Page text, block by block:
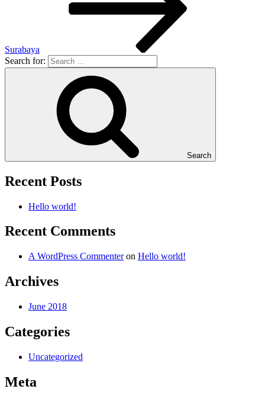
Surabaya
Search for:
Search
Recent Posts
Hello world!
Recent Comments
A WordPress Commenteron Hello world!
Archives
June 2018
Categories
Uncategorized
Meta